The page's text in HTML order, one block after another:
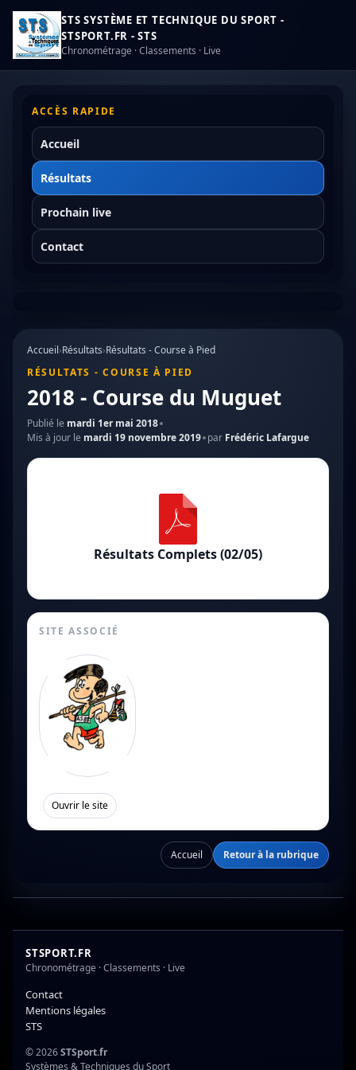
STS SYSTÈME ET TECHNIQUE DU SPORT -
STSPORT.FR - STS
Chronométrage · Classements · Live
ACCÈS RAPIDE
Accueil
Résultats
Prochain live
Contact
Accueil›Résultats›Résultats - Course à Pied
RÉSULTATS - COURSE À PIED
2018 - Course du Muguet
Publié le mardi 1er mai 2018
Mis à jour le mardi 19 novembre 2019 par Frédéric Lafargue
Résultats Complets (02/05)
SITE ASSOCIÉ
Ouvrir le site
Accueil Retour à la rubrique
STSPORT.FR
Chronométrage · Classements · Live
Contact
Mentions légales
STS
© 2026STSport.fr
Systèmes & Techniques du Sport